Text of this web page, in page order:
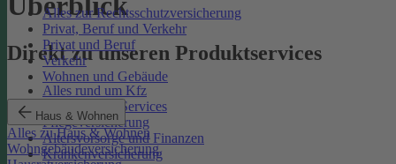
Alles zur Rechtsschutzversicherung
Privat, Beruf und Verkehr
Privat und Beruf
Verkehr
Wohnen und Gebäude
Haus & Wohnen
Alles zu Haus & Wohnen
Wohngebäudeversicherung
Direkt zu unseren Produktservices
Alles rund um Kfz
Rechtsschutz-Services
Pflegeversicherung
Altersvorsorge und Finanzen
Krankenversicherung